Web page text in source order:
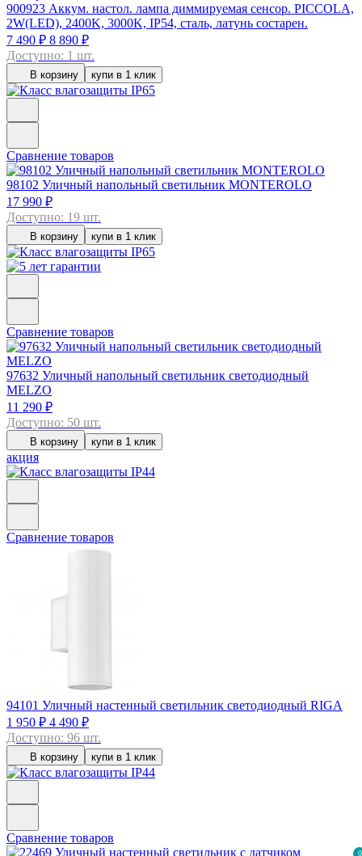
0
900923 Аккум. настол. лампа диммируемая сенсор. PICCOLA,
2W(LED), 2400K, 3000K, IP54, сталь, латунь состарен.
7 490 ₽ 8 890 ₽
Доступно: 1 шт.
В корзину купи в 1 клик
Сравнение товаров
98102 Уличный напольный светильник MONTEROLO
17 990 ₽
Доступно: 19 шт.
В корзину купи в 1 клик
Сравнение товаров
97632 Уличный напольный светильник светодиодный
MELZO
11 290 ₽
Доступно: 50 шт.
В корзину купи в 1 клик
акция
Сравнение товаров
94101 Уличный настенный светильник светодиодный RIGA
1 950 ₽ 4 490 ₽
Доступно: 96 шт.
В корзину купи в 1 клик
Сравнение товаров